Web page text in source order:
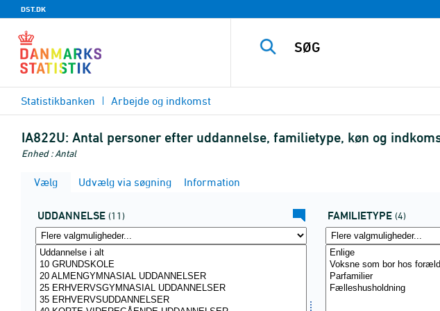
DST.DK
Statistikbanken Arbejde og indkomst
IA822U: Antal personer efter uddannelse, familietype, køn og
Enhed : Antal
Vælg Udvælg via søgning Information
UDDANNELSE (11) FAMILIETYPE (4)